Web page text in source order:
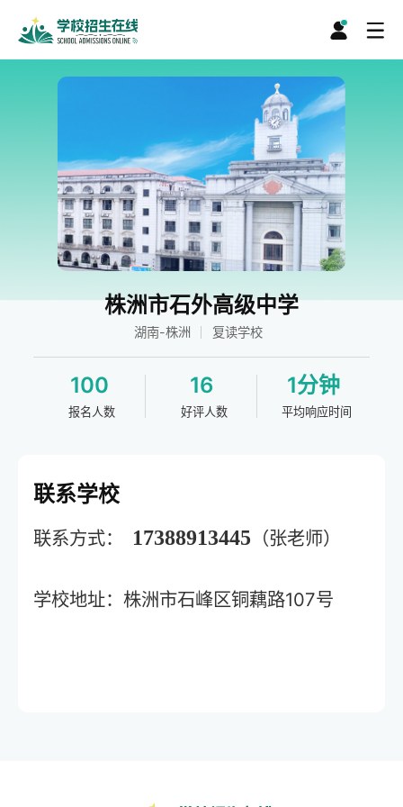
株洲市石外高级中学
湖南-株洲 复读学校
100
报名人数
16
好评人数
1分钟
平均响应时间
联系学校
联系方式： 17388913445 （张老师）
学校地址：株洲市石峰区铜藕路107号